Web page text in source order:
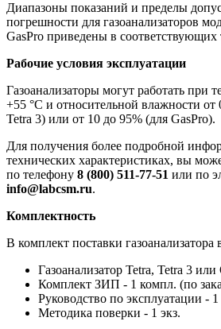
Диапазоны показаний и пределы
погрешности для газоанализаторов
GasPro приведены в соответствующих
Рабочие условия эксплуатации
Газоанализаторы могут работать при
+55 °C и относительной влажности от
Tetra 3) или от 10 до 95% (для GasPro).
Для получения более подробной
технических характеристиках, вы
по телефону 8 (800) 511-77-51 или по
info@labcsm.ru.
Комплектность
В комплект поставки газоанализатора
Газоанализатор Tetra, Tetra 3
Комплект ЗИП - 1 компл. (по
Руководство по эксплуатации - 1
Методика поверки - 1 экз.